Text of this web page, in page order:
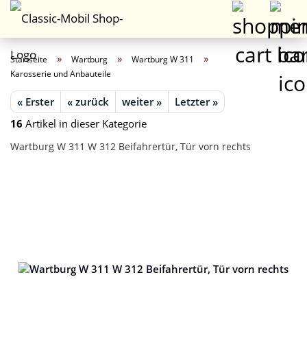
Startseite » Wartburg » Wartburg W 311 »
Karosserie und Anbauteile
« Erster « zurück weiter »
Letzter »
16 Artikel in dieser Kategorie
Wartburg W 311 W 312 Beifahrertür, Tür vorn rechts